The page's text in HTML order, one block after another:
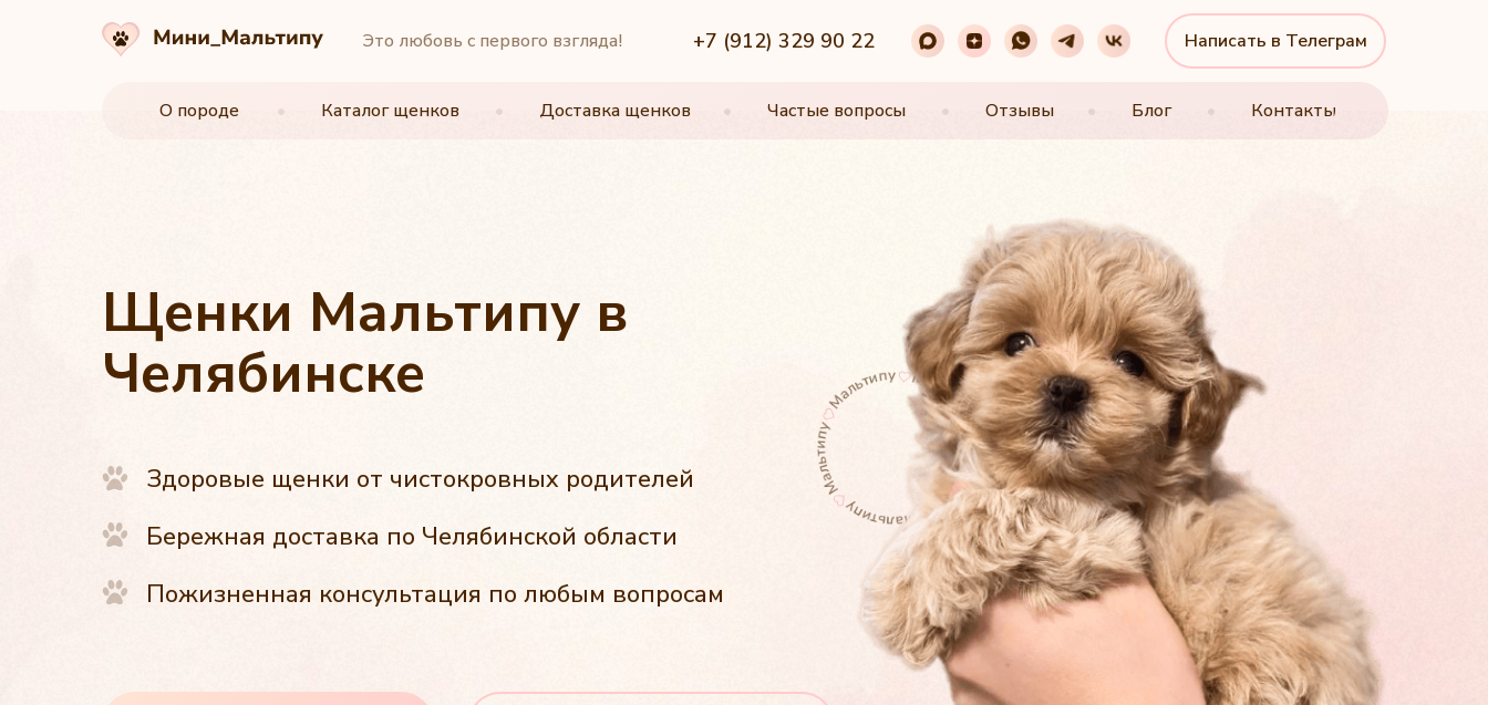
Написать в Телеграм
Это любовь с первого взгляда! +7 (912) 329 90 22
О породе Каталог щенков Доставка щенков Частые вопросы Отзывы Блог Контакты
• • • • • •
Написать в Телеграм
+7 (912) 329 90 22
О породе Каталог щенков Доставка щенков Частые вопросы Отзывы Блог Контакты
• • • • • •
Щенки Мальтипу в
Челябинске
Здоровые щенки от чистокровных родителей
Бережная доставка по Челябинской области
Пожизненная консультация по любым вопросам